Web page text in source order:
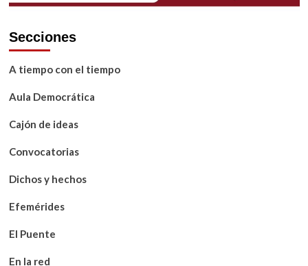
Secciones
A tiempo con el tiempo
Aula Democrática
Cajón de ideas
Convocatorias
Dichos y hechos
Efemérides
El Puente
En la red